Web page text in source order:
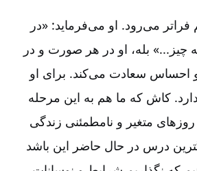
فراتر می‌رود. او می‌فرماید:‌ «در
بله‌، او در هر صورت و در
احساس سعادت می‌کند. برای او
کاش که ما هم به این مرحله
متغیر و نامطمئنی زندگی
درس در حال حاضر این باشد